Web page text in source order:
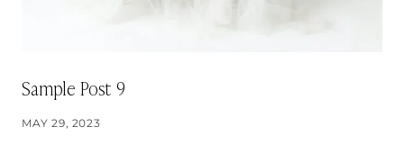
Sample Post 9
MAY 29, 2023